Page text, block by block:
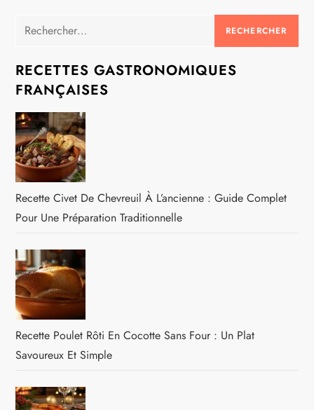
Rechercher :
RECETTES GASTRONOMIQUES
FRANÇAISES
Recette Civet De Chevreuil À L’ancienne : Guide Complet
Pour Une Préparation Traditionnelle
Recette Poulet Rôti En Cocotte Sans Four : Un Plat
Savoureux Et Simple